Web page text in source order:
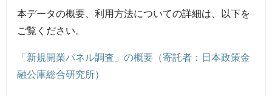
本データの概要、利用方法についての詳細は、以下を
ご覧ください。
「新規開業パネル調査」の概要（寄託者：日本政策金
融公庫総合研究所）